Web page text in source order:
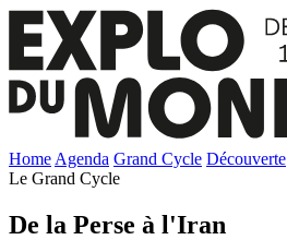
Home Agenda Grand Cycle Découverte
Le Grand Cycle
De la Perse à l'Iran